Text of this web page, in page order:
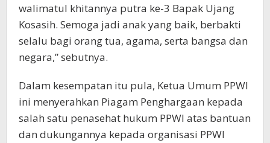
walimatul khitannya putra ke-3 Bapak Ujang
Kosasih. Semoga jadi anak yang baik, berbakti
selalu bagi orang tua, agama, serta bangsa dan
negara,” sebutnya.
Dalam kesempatan itu pula, Ketua Umum PPWI
ini menyerahkan Piagam Penghargaan kepada
salah satu penasehat hukum PPWI atas bantuan
dan dukungannya kepada organisasi PPWI